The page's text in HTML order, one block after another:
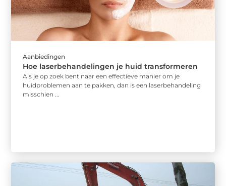
Aanbiedingen
Hoe laserbehandelingen je huid transformeren
Als je op zoek bent naar een effectieve manier om je
huidproblemen aan te pakken, dan is een laserbehandeling
misschien ...